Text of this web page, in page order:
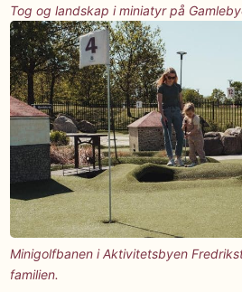
Tog og landskap i miniatyr på
Minigolfbanen i Aktivitetsbyen
familien.